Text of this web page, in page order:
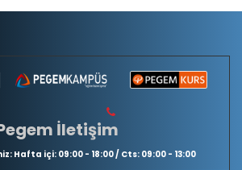
İletişim
Hafta içi: 09:00 - 18:00 / Cts: 09:00 - 13:00